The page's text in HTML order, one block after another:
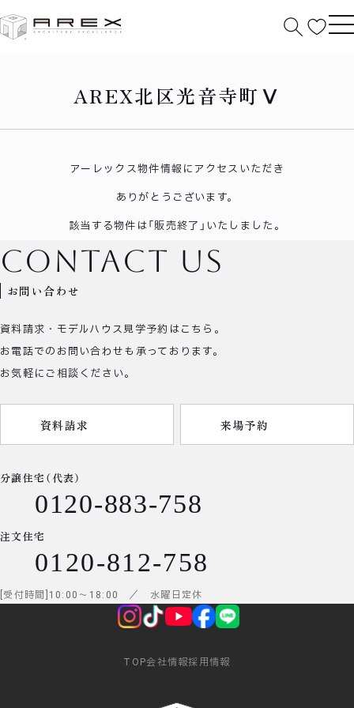
AREX北区光音寺町Ⅴ
アーレックス物件情報にアクセスいただき
ありがとうございます。
該当する物件は「販売終了」いたしました。
お問い合わせ
contact us
資料請求・モデルハウス見学予約はこちら。
お電話でのお問い合わせも承っております。
お気軽にご相談ください。
資料請求 来場予約
分譲住宅（代表）
0120-883-758
注文住宅
0120-812-758
受付時間 10:00 ～ 18:00 ／ 水曜日定休
TOP会社情報採用情報